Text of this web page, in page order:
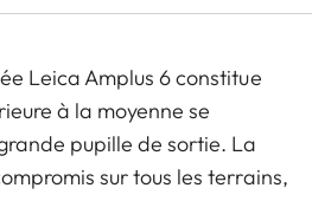
Leica Amplus 6 constitue
à la moyenne se
pupille de sortie. La
sur tous les terrains,